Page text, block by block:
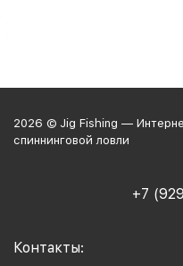
2026 © Jig Fishing —
спиннинговой ловли
+7
Контакты: